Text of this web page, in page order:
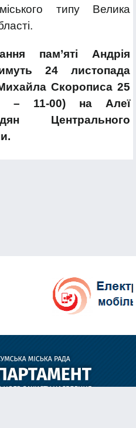
типу Велика
пам’яті Андрія
24 листопада
Скорописа 25
– 11-00) на Алеї
Центрального